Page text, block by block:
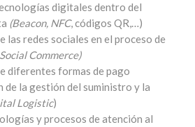
digitales dentro del
(Beacon, NFC, códigos QR,…)
las redes sociales en el proceso de
Social Commerce)
diferentes formas de pago
la gestión del suministro y la
Logistic)
y procesos de atención al